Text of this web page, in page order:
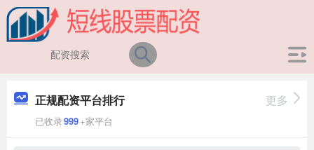
正规配资平台排行
已收录999+家平台
更多